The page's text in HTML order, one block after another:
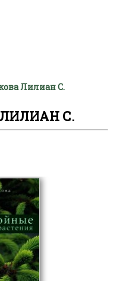
Лилиан С.
С.